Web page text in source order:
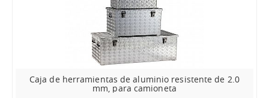
Caja de herramientas de aluminio resistente de 2.0
mm, para camioneta